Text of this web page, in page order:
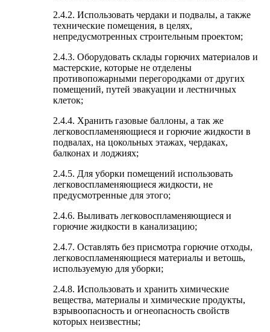
2.4.2. Использовать чердаки и подвалы, а также
технические помещения, в целях,
непредусмотренных строительным проектом;
2.4.3. Оборудовать склады горючих материалов и
мастерские, которые не отделены
противопожарными перегородками от других
помещений, путей эвакуации и лестничных
клеток;
2.4.4. Хранить газовые баллоны, а так же
легковоспламеняющиеся и горючие жидкости в
подвалах, на цокольных этажах, чердаках,
балконах и лоджиях;
2.4.5. Для уборки помещений использовать
легковоспламеняющиеся жидкости, не
предусмотренные для этого;
2.4.6. Выливать легковоспламеняющиеся и
горючие жидкости в канализацию;
2.4.7. Оставлять без присмотра горючие отходы,
легковоспламеняющиеся материалы и ветошь,
используемую для уборки;
2.4.8. Использовать и хранить химические
вещества, материалы и химические продукты,
взрывоопасность и огнеопасность свойств
которых неизвестны;